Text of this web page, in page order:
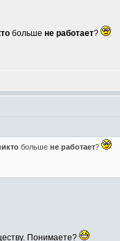
больше не работает?
больше не работает?
Понимаете?